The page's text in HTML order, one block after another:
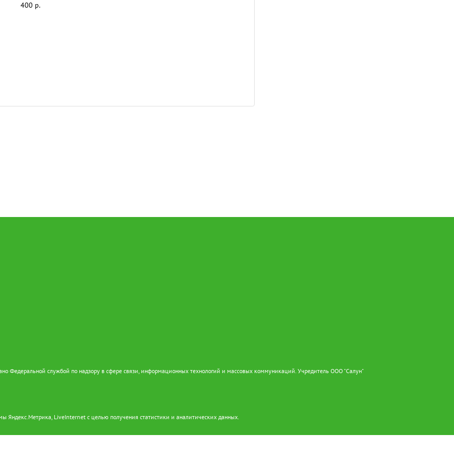
400 р.
Федеральной службой по надзору в сфере связи, информационных технологий и массовых коммуникаций. Учредитель ООО "Салун"
Яндекс.Метрика, LiveInternet с целью получения статистики и аналитических данных.